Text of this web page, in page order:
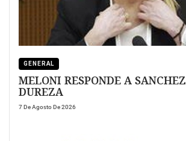
GENERAL
MELONI RESPONDE A SANCHEZ CON
DUREZA
7 De Agosto De 2026